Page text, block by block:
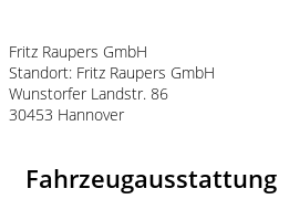
Fritz Raupers GmbH
Standort: Fritz Raupers GmbH
Wunstorfer Landstr. 86
30453 Hannover
Fahrzeugausstattung